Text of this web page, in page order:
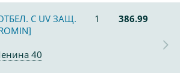
С UV ЗАЩ.
1 386.99
40